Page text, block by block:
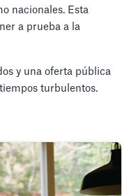
nacionales. Esta
a prueba a la
y una oferta pública
turbulentos.